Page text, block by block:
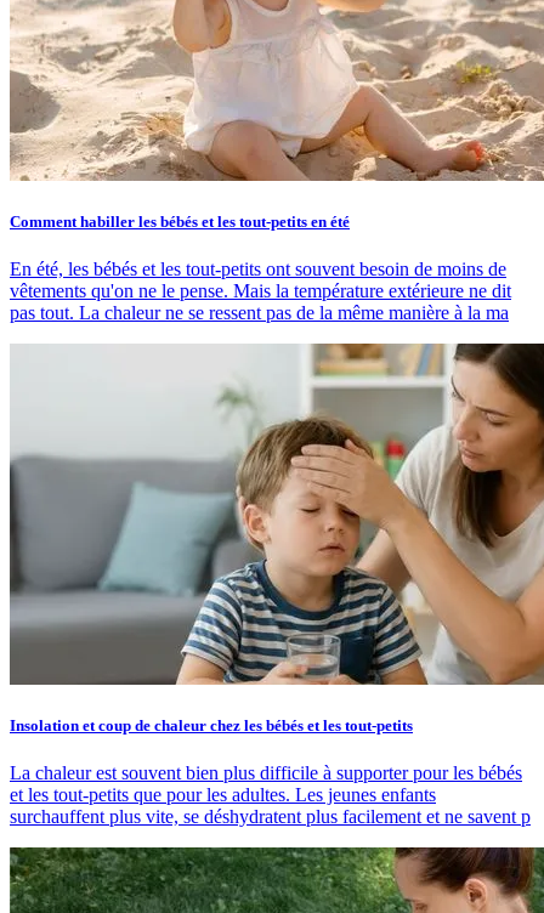
Comment habiller les bébés et les tout-petits en été
En été, les bébés et les tout-petits ont souvent besoin de moins de
vêtements qu'on ne le pense. Mais la température extérieure ne dit
pas tout. La chaleur ne se ressent pas de la même manière à la ma
Insolation et coup de chaleur chez les bébés et les tout-petits
La chaleur est souvent bien plus difficile à supporter pour les bébés
et les tout-petits que pour les adultes. Les jeunes enfants
surchauffent plus vite, se déshydratent plus facilement et ne savent p